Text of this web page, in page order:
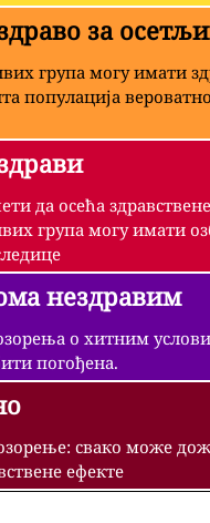
за
група могу имати
популација
да осећа
група могу имати
нездравим
о хитним
погођена.
свако може
ефекте